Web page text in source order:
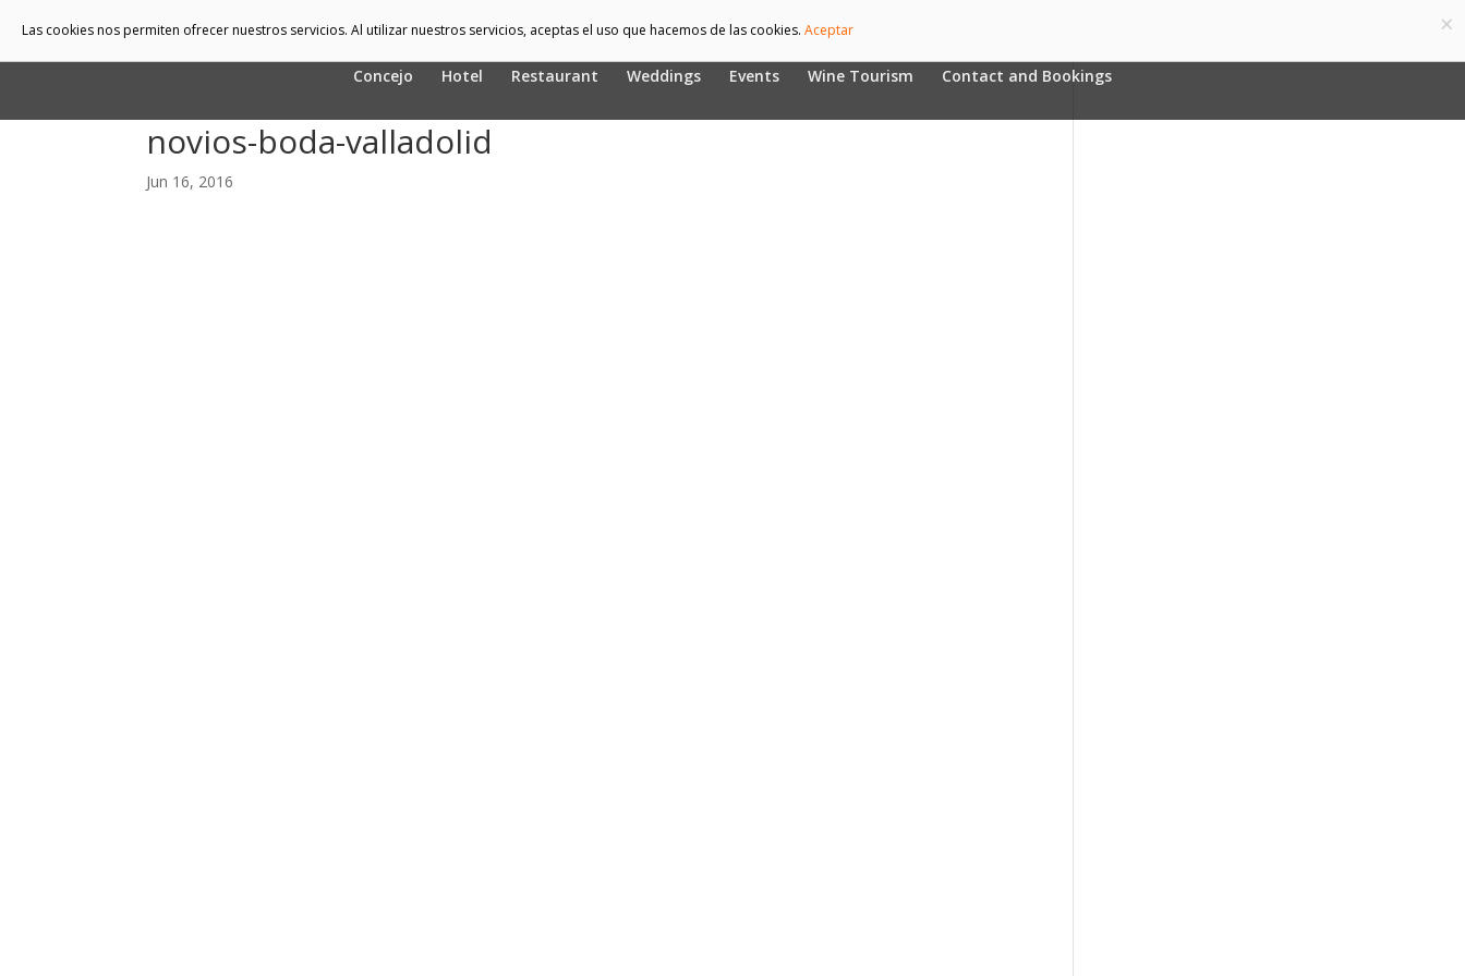
Concejo Hotel Restaurant Weddings Events Wine Tourism Contact and Bookings
novios-boda-valladolid
Jun 16, 2016
×
Las cookies nos permiten ofrecer nuestros servicios. Al utilizar nuestros servicios, aceptas el uso que hacemos de las cookies. Aceptar